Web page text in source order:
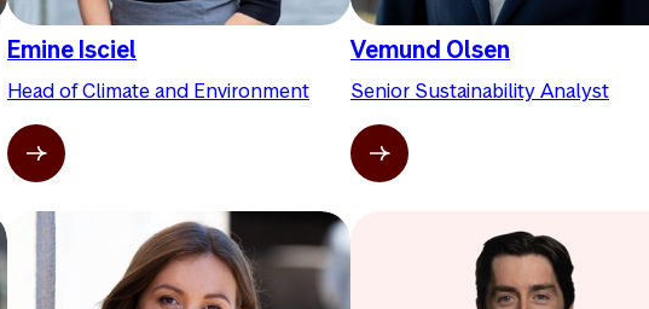
Emine Isciel
Head of Climate and Environment
Vemund Olsen
Senior Sustainability Analyst